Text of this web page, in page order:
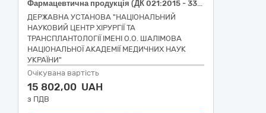
Фармацевтична продукція (ДК 021:2015 - 33600000-6 Фармацевтична продукція)
ДЕРЖАВНА УСТАНОВА "НАЦІОНАЛЬНИЙ
НАУКОВИЙ ЦЕНТР ХІРУРГІЇ ТА
ТРАНСПЛАНТОЛОГІЇ ІМЕНІ О.О. ШАЛІМОВА
НАЦІОНАЛЬНОЇ АКАДЕМІЇ МЕДИЧНИХ НАУК
УКРАЇНИ"
Очікувана вартість
15 802,00 UAH
з ПДВ